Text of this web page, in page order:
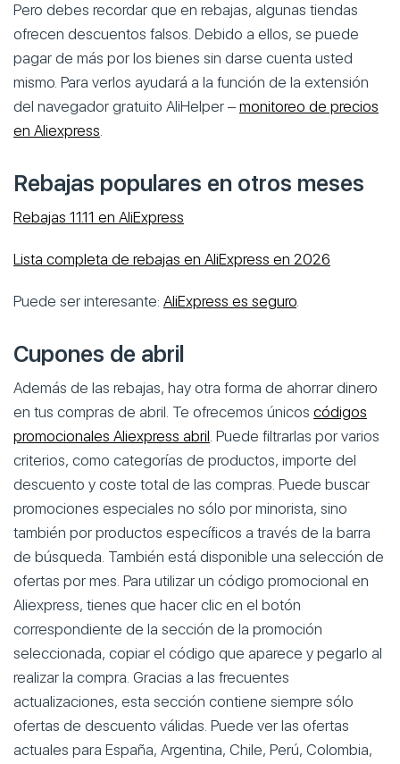
Pero debes recordar que en rebajas, algunas tiendas
ofrecen descuentos falsos. Debido a ellos, se puede
pagar de más por los bienes sin darse cuenta usted
mismo. Para verlos ayudará a la función de la extensión
del navegador gratuito AliHelper – monitoreo de precios
en Aliexpress.
Rebajas populares en otros meses
Rebajas 11.11 en AliExpress
Lista completa de rebajas en AliExpress en 2026
Puede ser interesante: AliExpress es seguro.
Cupones de abril
Además de las rebajas, hay otra forma de ahorrar dinero
en tus compras de abril. Te ofrecemos únicos códigos
promocionales Aliexpress abril. Puede filtrarlas por varios
criterios, como categorías de productos, importe del
descuento y coste total de las compras. Puede buscar
promociones especiales no sólo por minorista, sino
también por productos específicos a través de la barra
de búsqueda. También está disponible una selección de
ofertas por mes. Para utilizar un código promocional en
Aliexpress, tienes que hacer clic en el botón
correspondiente de la sección de la promoción
seleccionada, copiar el código que aparece y pegarlo al
realizar la compra. Gracias a las frecuentes
actualizaciones, esta sección contiene siempre sólo
ofertas de descuento válidas. Puede ver las ofertas
actuales para España, Argentina, Chile, Perú, Colombia,